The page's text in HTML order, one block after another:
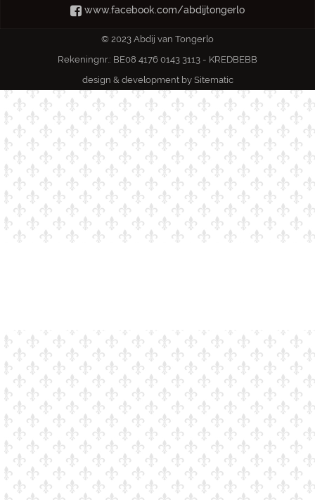
www.facebook.com/abdijtongerlo
© 2023 Abdij van Tongerlo
Rekeningnr.: BE08 4176 0143 3113 - KREDBEBB
design & development by Sitematic